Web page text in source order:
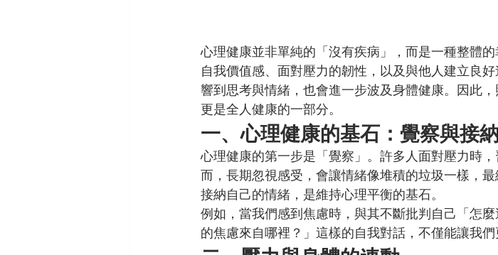
心理健康並非單純的「沒有疾病」，而是一種整體
自我價值感、面對壓力的韌性，以及與他人建立良
響到思考與情緒，也會進一步波及身體健康。因此
更是全人健康的一部分。
一、心理健康的基石：覺察與接納
心理健康的第一步是「覺察」。許多人面對壓力時
而，長期忽視感受，會讓情緒像堆積的垃圾一樣，
接納自己的情緒，是維持心理平衡的基石。
例如，當我們感到焦慮時，與其不斷批判自己「怎
的焦慮來自哪裡？」這樣的自我對話，不僅能讓我